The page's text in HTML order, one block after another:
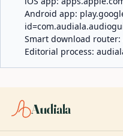
Android app:
Smart download router:
Editorial process:
Audiala